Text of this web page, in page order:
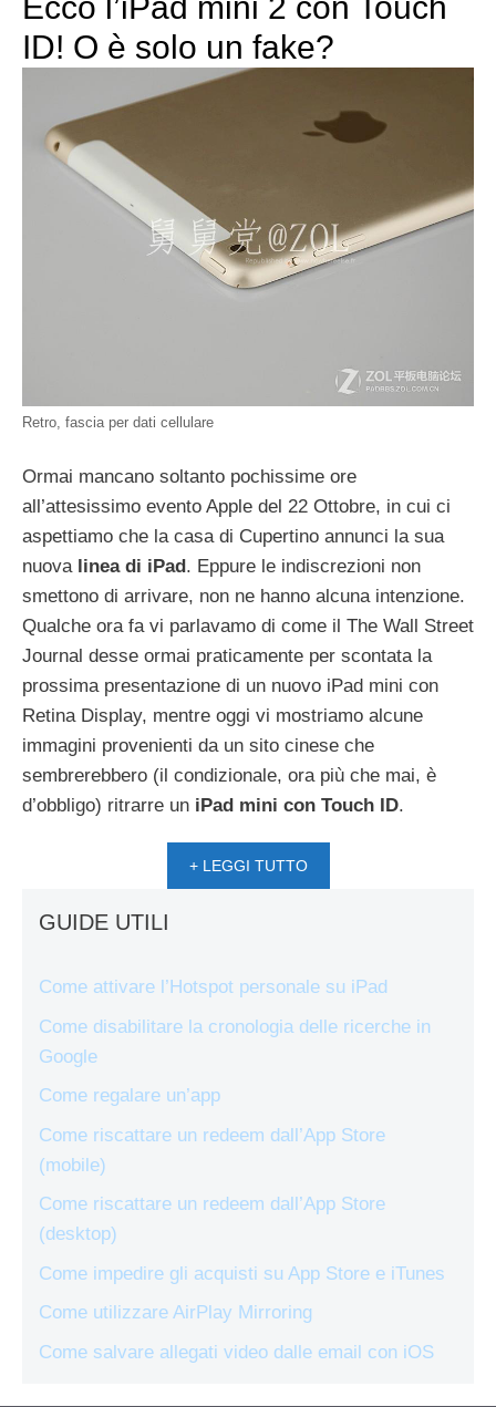
ID! O è solo un fake?
Retro, fascia per dati cellulare
Ormai mancano soltanto pochissime ore
all’attesissimo evento Apple del 22 Ottobre, in cui ci
aspettiamo che la casa di Cupertino annunci la sua
nuova linea di iPad . Eppure le indiscrezioni non
smettono di arrivare, non ne hanno alcuna intenzione.
Qualche ora fa vi parlavamo di come il The Wall Street
Journal desse ormai praticamente per scontata la
prossima presentazione di un nuovo iPad mini con
Retina Display, mentre oggi vi mostriamo alcune
immagini provenienti da un sito cinese che
sembrerebbero (il condizionale, ora più che mai, è
d’obbligo) ritrarre un iPad mini con Touch ID.
+ LEGGI TUTTO
GUIDE UTILI
Come attivare l’Hotspot personale su iPad
Come disabilitare la cronologia delle ricerche in
Google
Come regalare un’app
Come riscattare un redeem dall’App Store
(mobile)
Come riscattare un redeem dall’App Store
(desktop)
Come impedire gli acquisti su App Store e iTunes
Come utilizzare AirPlay Mirroring
Come salvare allegati video dalle email con iOS